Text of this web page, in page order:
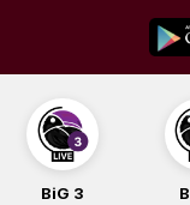
content
BiG 3